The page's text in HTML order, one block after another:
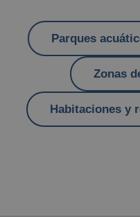
Parques
Zonas
Habitaciones y